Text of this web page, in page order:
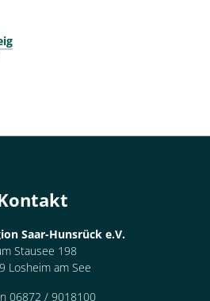
Saar-Hunsrück e.V.
Stausee 198
Losheim am See
06872 / 9018100